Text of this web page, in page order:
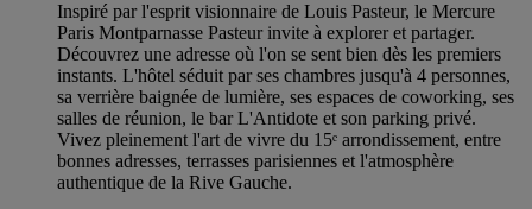
Inspiré par l'esprit visionnaire de Louis Pasteur, le Mercure
Paris Montparnasse Pasteur invite à explorer et partager.
Découvrez une adresse où l'on se sent bien dès les premiers
instants. L'hôtel séduit par ses chambres jusqu'à 4 personnes,
sa verrière baignée de lumière, ses espaces de coworking, ses
salles de réunion, le bar L'Antidote et son parking privé.
Vivez pleinement l'art de vivre du 15ᵉ arrondissement, entre
bonnes adresses, terrasses parisiennes et l'atmosphère
authentique de la Rive Gauche.